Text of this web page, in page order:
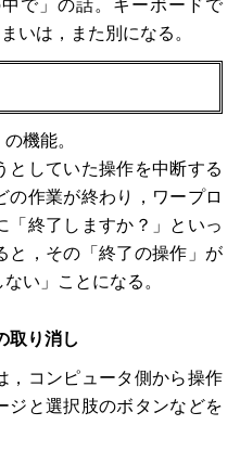
で」の話。キーボードで
いは，また別になる。
機能。
していた操作を中断する
の作業が終わり，ワープロ
「終了しますか？」といっ
と，その「終了の操作」が
い」ことになる。
取り消し
コンピュータ側から操作
ジと選択肢のボタンなどを